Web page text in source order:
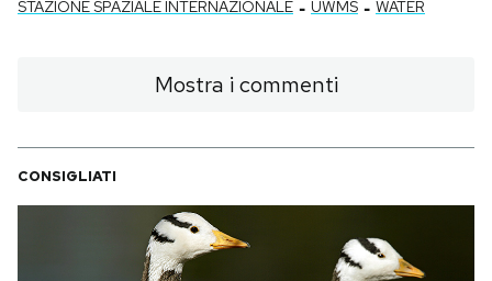
STAZIONE SPAZIALE INTERNAZIONALE UWMS WATER
Mostra i commenti
CONSIGLIATI